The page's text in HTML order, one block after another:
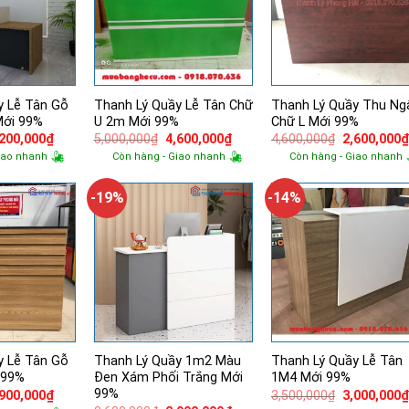
Lễ Tân Gỗ
99%
₫Giá
hiện
tại
5,200,000₫.
nhanh
Thanh Lý Quầy Lễ Tân Chữ
U 2m Mới 99%
5,000,000₫ Giá
gốc
là:
4,600,000₫Giá
hiện
tại
4,600,000₫.
Còn hàng - Giao nhanh
Thanh Lý Quầy Thu
Chữ L Mới 99%
4,600,000₫ Giá
gốc
là:
2,600,000₫
Còn hàng - Giao nhanh
Lễ Tân Gỗ
₫Giá
-19%
Thanh Lý Quầy 1m2 Màu
Đen Xám Phối Trắng Mới
99%
-14%
Thanh Lý Quầy Lễ Tân
1M4 Mới 99%
3,500,000₫ Giá
3,000,000₫